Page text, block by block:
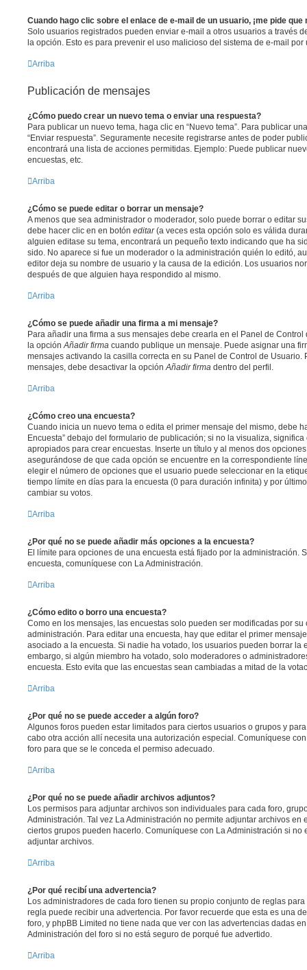
Cuando hago clic sobre el enlace de e-mail de un usuario, ¡me pide
Solo usuarios registrados pueden enviar e-mail a otros usuarios a través
la opción. Esto es para prevenir el uso malicioso del sistema de e-mail
Arriba
Publicación de mensajes
¿Cómo puedo crear un nuevo tema o enviar una respuesta?
Para publicar un nuevo tema, haga clic en “Nuevo tema”. Para publicar
“Enviar respuesta”. Seguramente necesite registrarse antes de poder
encontrará una lista de acciones permitidas. Ejemplo: Puede publicar
encuestas, etc.
Arriba
¿Cómo se puede editar o borrar un mensaje?
A menos que sea administrador o moderador, solo puede borrar o editar
debe hacer clic en en botón editar(a veces esta opción solo es válida
alguien editase su tema, encontrará un pequeño texto indicando que ha
sido. No aparece si fue un moderador o la administración quién lo editó,
editor deja su nombre de usuario y la causa de la edición. Los usuarios
después de que alguien haya respondido al mismo.
Arriba
¿Cómo se puede añadir una firma a mi mensaje?
Para añadir una firma a sus mensajes debe crearla en el Panel de
la opciónAñadir firma cuando publique un mensaje. Puede asignar una
mensajes activando la casilla correcta en su Panel de Control de Usuario.
mensajes, debe desactivar la opciónAñadir firma dentro del perfil.
Arriba
¿Cómo creo una encuesta?
Cuando inicia un nuevo tema o edita el primer mensaje del mismo, debe
Encuesta” debajo del formulario de publicación; si no la visualiza,
apropiados para crear encuestas. Inserte un título y al menos dos
asegurándose de que cada opción se encuentre en la correspondiente
elegir el número de opciones que el usuario puede seleccionar en la
tiempo límite en días para la encuesta (0 para duración infinita) y por
cambiar su votos.
Arriba
¿Por qué no se puede añadir más opciones a la encuesta?
El límite para opciones de una encuesta está fijado por la administración.
encuesta, comuníquese con La Administración.
Arriba
¿Cómo edito o borro una encuesta?
Como en los mensajes, las encuestas solo pueden ser modificadas por
administración. Para editar una encuesta, hay que editar el primer
asociado a la encuesta. Si nadie ha votado, los usuarios pueden borrar la
embargo, si algún miembro ha votado, solo moderadores o
encuesta. Esto evita que las encuestas sean cambiadas a mitad de la
Arriba
¿Por qué no se puede acceder a algún foro?
Algunos foros pueden estar limitados para ciertos usuarios o grupos y
cabo otra acción allí necesita una autorización especial. Comuníquese
foro para que se le conceda el permiso adecuado.
Arriba
¿Por qué no se puede añadir archivos adjuntos?
Los permisos para adjuntar archivos son individuales para cada foro,
Administración. Tal vez La Administración no permite adjuntar archivos en
ciertos grupos pueden hacerlo. Comuníquese con La Administración si no
adjuntar archivos.
Arriba
¿Por qué recibí una advertencia?
Los administradores de cada foro tienen su propio conjunto de reglas
regla puede recibir una advertencia. Por favor recuerde que esta es una
foro, y phpBB Limited no tiene nada que ver con las advertencias dadas
Administración del foro si no está seguro de porqué fue advertido.
Arriba